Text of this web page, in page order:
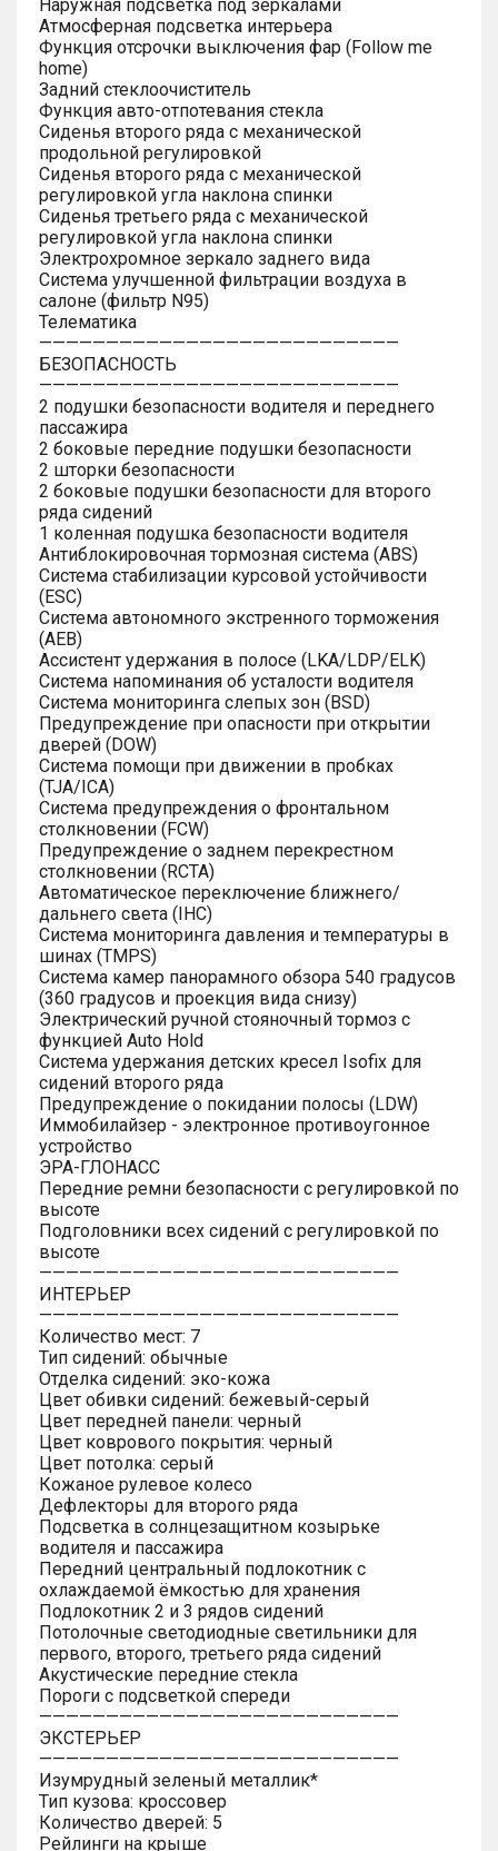
Наружная подсветка под зеркалами
Атмосферная подсветка интерьера
Функция отсрочки выключения фар (Follow me
home)
Задний стеклоочиститель
Функция авто-отпотевания стекла
Сиденья второго ряда с механической
продольной регулировкой
Сиденья второго ряда с механической
регулировкой угла наклона спинки
Сиденья третьего ряда с механической
регулировкой угла наклона спинки
Электрохромное зеркало заднего вида
Система улучшенной фильтрации воздуха в
салоне (фильтр N95)
Телематика
———————————————————————————
БЕЗОПАСНОСТЬ
———————————————————————————
2 подушки безопасности водителя и переднего
пассажира
2 боковые передние подушки безопасности
2 шторки безопасности
2 боковые подушки безопасности для второго
ряда сидений
1 коленная подушка безопасности водителя
Антиблокировочная тормозная система (ABS)
Система стабилизации курсовой устойчивости
(ESC)
Система автономного экстренного торможения
(AEB)
Ассистент удержания в полосе (LKA/LDP/ELK)
Система напоминания об усталости водителя
Система мониторинга слепых зон (BSD)
Предупреждение при опасности при открытии
дверей (DOW)
Система помощи при движении в пробках
(TJA/ICA)
Система предупреждения о фронтальном
столкновении (FCW)
Предупреждение о заднем перекрестном
столкновении (RCTA)
Автоматическое переключение ближнего/
дальнего света (IHC)
Система мониторинга давления и температуры в
шинах (TMPS)
Система камер панорамного обзора 540 градусов
(360 градусов и проекция вида снизу)
Электрический ручной стояночный тормоз с
функцией Auto Hold
Система удержания детских кресел Isofix для
сидений второго ряда
Предупреждение о покидании полосы (LDW)
Иммобилайзер - электронное противоугонное
устройство
ЭРА-ГЛОНАСС
Передние ремни безопасности с регулировкой по
высоте
Подголовники всех сидений с регулировкой по
высоте
———————————————————————————
ИНТЕРЬЕР
———————————————————————————
Количество мест: 7
Тип сидений: обычные
Отделка сидений: эко-кожа
Цвет обивки сидений: бежевый-серый
Цвет передней панели: черный
Цвет коврового покрытия: черный
Цвет потолка: серый
Кожаное рулевое колесо
Дефлекторы для второго ряда
Подсветка в солнцезащитном козырьке
водителя и пассажира
Передний центральный подлокотник с
охлаждаемой ёмкостью для хранения
Подлокотник 2 и 3 рядов сидений
Потолочные светодиодные светильники для
первого, второго, третьего ряда сидений
Акустические передние стекла
Пороги с подсветкой спереди
———————————————————————————
ЭКСТЕРЬЕР
———————————————————————————
Изумрудный зеленый металлик*
Тип кузова: кроссовер
Количество дверей: 5
Рейлинги на крыше